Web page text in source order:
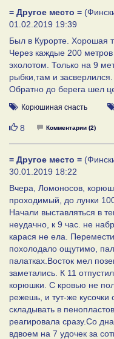
= Другое место =
01.02.2019 19:39
Был в Курорте. Хорошая
Через каждые 200
эхолотом. Только на 9
рыбки,там и
Обратно до берега шел
Корюшиная снасть
Нравится
8 Комментарии (2)
= Другое место =
30.01.2019 18:22
Вчера, Ломоносов,
проходимый, до лунки
Начали выставляться в
неудачно, к 9 час. не
карася не ела.
похолодало ощутимо,
палатках.Восток мел
заметались. К 11
корюшки. С кровью не
режешь, и тут-же кусочки
складывать в
реагировала сразу.Со
вдвоем на 7 удочек за